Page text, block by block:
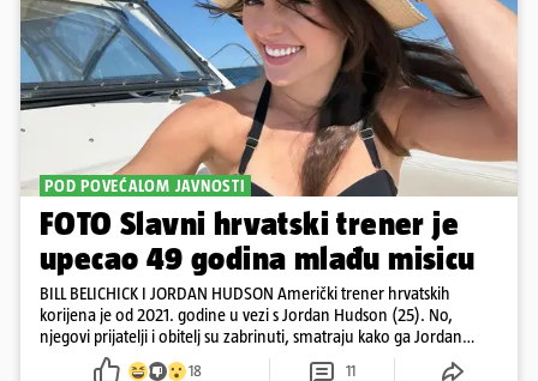
POD POVEĆALOM JAVNOSTI
FOTO Slavni hrvatski trener je
upecao 49 godina mlađu misicu
BILL BELICHICK I JORDAN HUDSON Američki trener hrvatskih
korijena je od 2021. godine u vezi s Jordan Hudson (25). No,
njegovi prijatelji i obitelj su zabrinuti, smatraju kako ga Jordan
kontrolira
18 11